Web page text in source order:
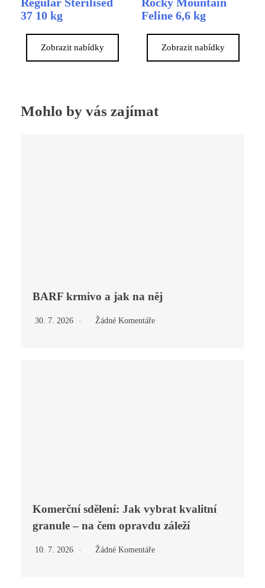
37 10 kg
Zobrazit nabídky
Feline 6,6 kg
Zobrazit nabídky
Mohlo by vás zajímat
BARF krmivo a jak na něj
30. 7. 2026 Žádné Komentáře
Komerční sdělení: Jak vybrat kvalitní
granule – na čem opravdu záleží
10. 7. 2026 Žádné Komentáře